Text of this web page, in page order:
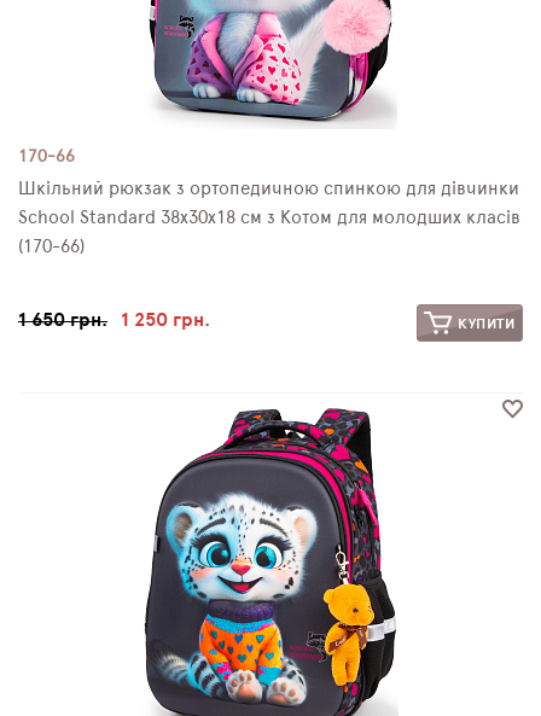
170-66
Шкільний рюкзак з ортопедичною спинкою для дівчинки
School Standard 38х30х18 см з Котом для молодших класів
(170-66)
1 650 грн. 1 250 грн. КУПИТИ